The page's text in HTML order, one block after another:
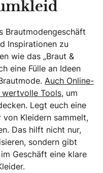
Brautmodengeschäft
Inspirationen zu
wie das „Braut &
eine Fülle an Ideen
Auch Online-
Tools, um
Legt euch eine
Kleidern sammelt,
Das hilft nicht nur,
sondern gibt
Geschäft eine klare